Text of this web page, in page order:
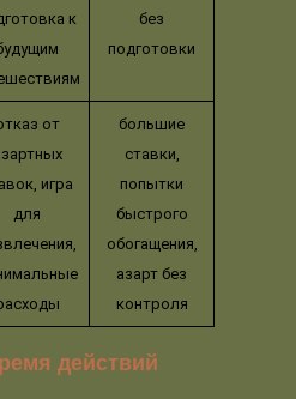
к
без
подготовки
от
игра
для
большие
ставки,
попытки
быстрого
обогащения,
азарт без
контроля
действий